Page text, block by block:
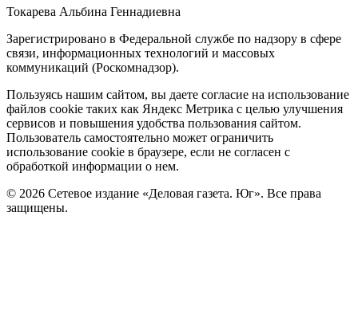
Токарева Альбина Геннадиевна
Зарегистрировано в Федеральной службе по надзору в сфере
связи, информационных технологий и массовых
коммуникаций (Роскомнадзор).
Политика
cookie
Пользуясь нашим сайтом, вы даете согласие на использование
файлов cookie таких как Яндекс Метрика с целью улучшения
сервисов и повышения удобства пользования сайтом.
Пользователь самостоятельно может ограничить
использование cookie в браузере, если не согласен с
обработкой информации о нем.
© 2026 Сетевое издание «Деловая газета. Юг». Все права
защищены.